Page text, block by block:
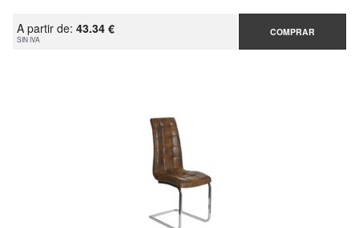
A partir de: 43.34 €
SIN IVA
COMPRAR